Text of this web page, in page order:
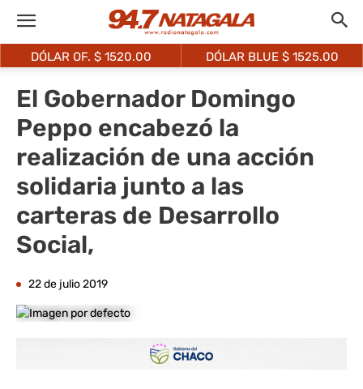
DÓLAR OF. $ 1520.00 DÓLAR BLUE $ 1525.00
El Gobernador Domingo
Peppo encabezó la
realización de una acción
solidaria junto a las
carteras de Desarrollo
Social,
22 de julio 2019